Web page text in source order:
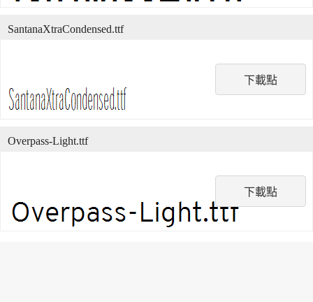
下載點
SantanaXtraCondensed.ttf
下載點
Overpass-Light.ttf